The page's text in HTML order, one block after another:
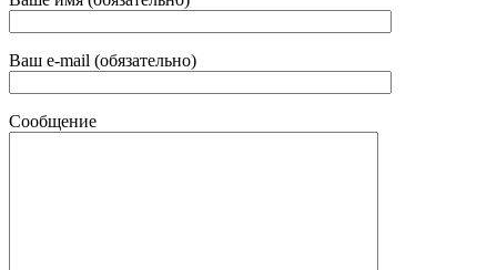
Ваш e-mail (обязательно)
Сообщение